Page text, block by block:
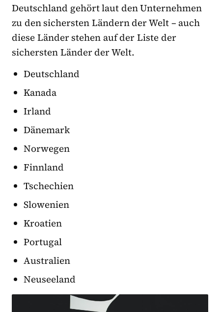
Deutschland gehört laut den Unternehmen
zu den sichersten Ländern der Welt – auch
diese Länder stehen auf der Liste der
sichersten Länder der Welt.
Deutschland
Kanada
Irland
Dänemark
Norwegen
Finnland
Tschechien
Slowenien
Kroatien
Portugal
Australien
Neuseeland